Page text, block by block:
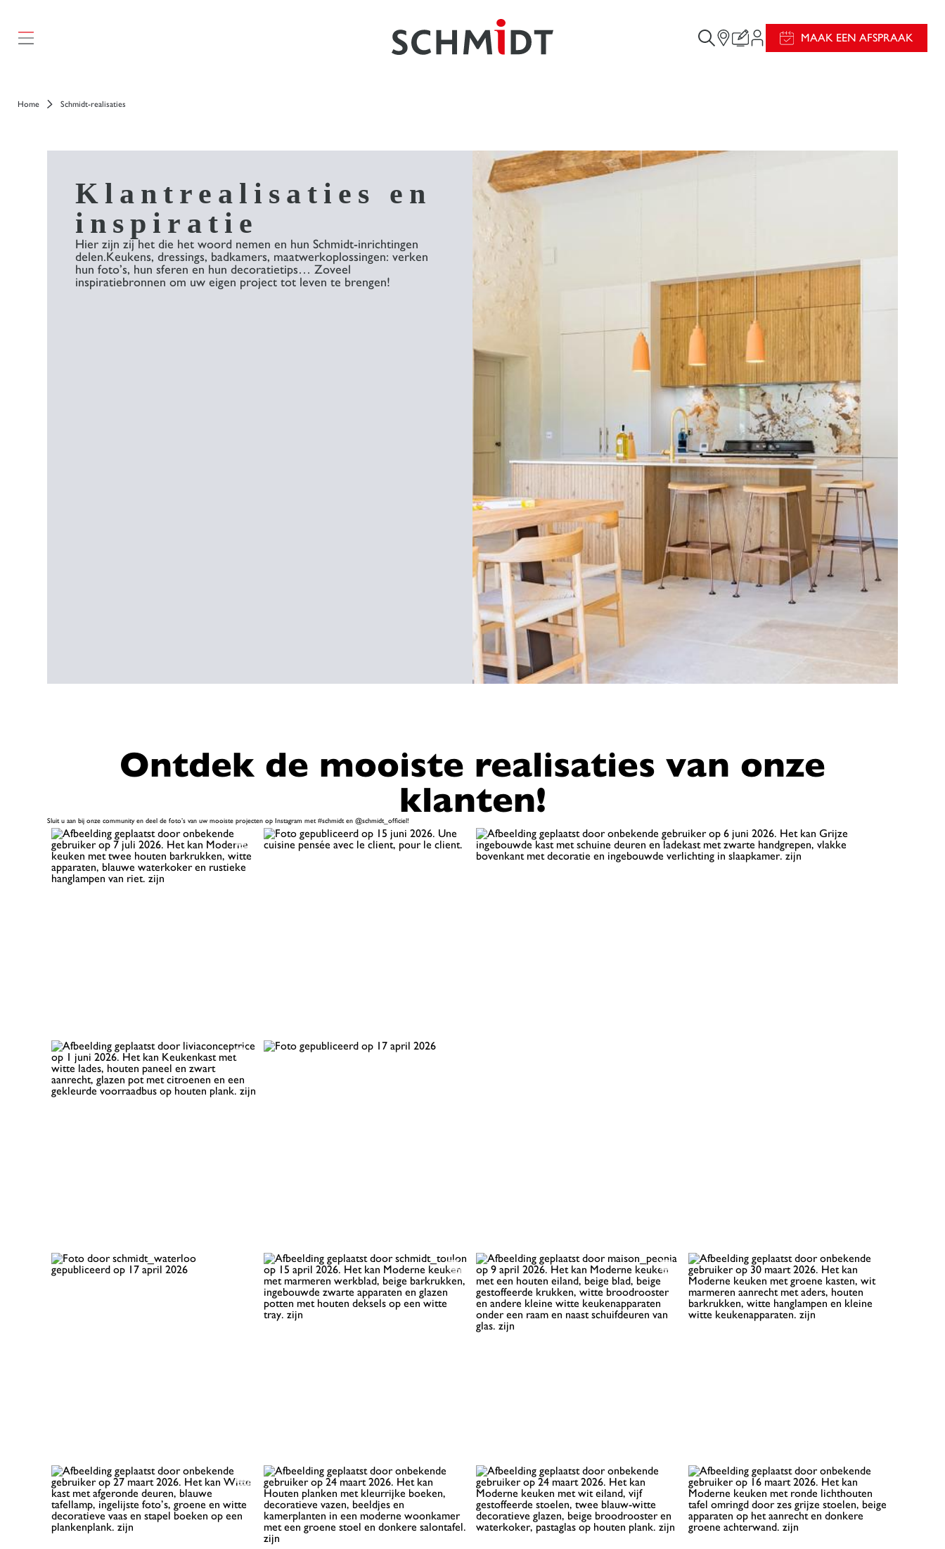
MAAK EEN AFSPRAAK
Home Schmidt-realisaties
Klantrealisaties en
inspiratie​
Hier zijn zij het die het woord nemen en hun Schmidt-inrichtingen
delen.​ Keukens, dressings, badkamers, maatwerkoplossingen: verken
hun foto’s, hun sferen en hun decoratietips… Zoveel
inspiratiebronnen om uw eigen project tot leven te brengen!​
Ontdek de mooiste realisaties van onze
klanten!​
Sluit u aan bij onze community en deel de foto’s van uw mooiste projecten op Instagram met #schmidt en @schmidt_officiel!​